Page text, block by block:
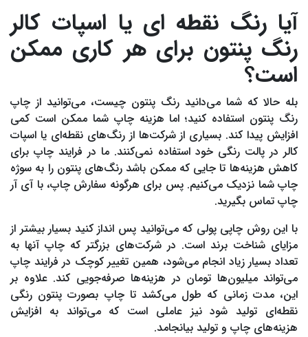
آیا رنگ نقطه ای یا اسپات کالر
رنگ پنتون برای هر کاری ممکن
است؟
بله حالا که شما می‌دانید رنگ پنتون چیست، می‌توانید از چاپ
رنگ پنتون استفاده کنید؛ اما هزینه چاپ شما ممکن است کمی
افزایش پیدا کند. بسیاری از شرکت‌ها از رنگ‌های نقطه‌ای یا اسپات
کالر در پالت رنگی خود استفاده نمی‌کنند. ما در فرایند چاپ برای
کاهش هزینه‌ها تا جایی که ممکن باشد رنگ‌های پنتون را به سوژه
چاپ شما نزدیک می‌کنیم. پس برای هرگونه سفارش چاپ، با آی آر
چاپ تماس بگیرید.
با این روش چاپی پولی که می‌توانید پس انداز کنید بسیار بیشتر از
مزایای شناخت برند است. در شرکت‌های بزرگتر که چاپ آنها به
تعداد بسیار زیاد انجام می‌شود، همین تغییر کوچک در فرایند چاپ
می‌تواند میلیون‌ها تومان در هزینه‌ها صرفه‌جویی کند. علاوه بر
این، مدت زمانی که طول می‌کشد تا چاپ بصورت پنتون رنگی
نقطه‌ای تولید شود نیز عاملی است که می‌تواند به افزایش
هزینه‌های چاپ و تولید بیانجامد.